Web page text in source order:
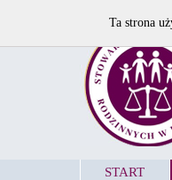
START
Ta strona